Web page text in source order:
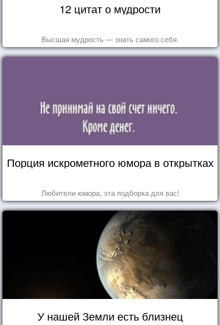
12 цитат о мудрости
Высшая мудрость — знать самого себя.
Порция искрометного юмора в открытках
Любители юмора, эта подборка для вас!
У нашей Земли есть близнец